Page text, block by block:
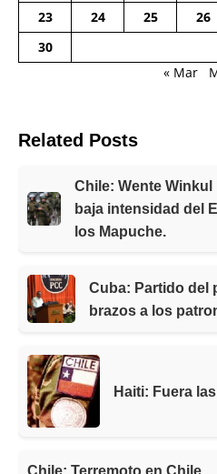
23
24 25 26
30
« Mar
Related Posts
Chile: Wente
baja intensidad del
los Mapuche.
Cuba: Partido del
brazos a los
Haiti: Fuera